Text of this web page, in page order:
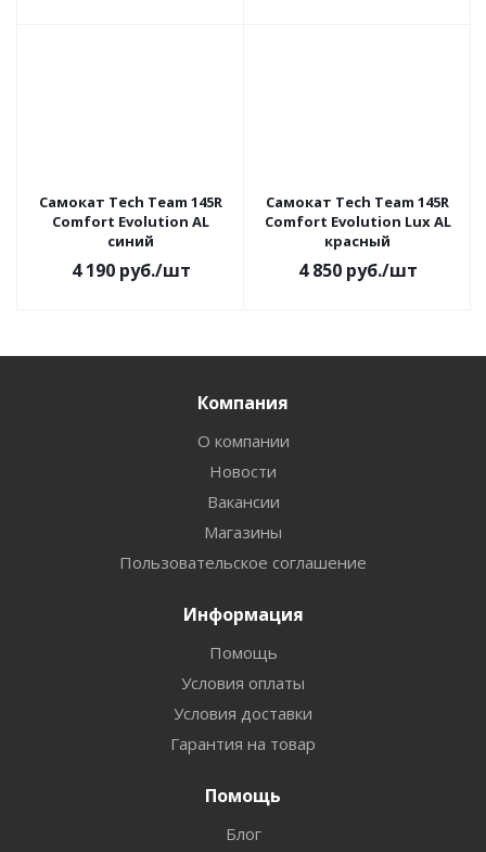
Самокат Tech Team 145R
Comfort Evolution AL
синий
4 190руб./шт
Самокат Tech Team 145R
Comfort Evolution Lux AL
красный
4 850руб./шт
Компания
О компании
Новости
Вакансии
Магазины
Пользовательское соглашение
Информация
Помощь
Условия оплаты
Условия доставки
Гарантия на товар
Помощь
Блог